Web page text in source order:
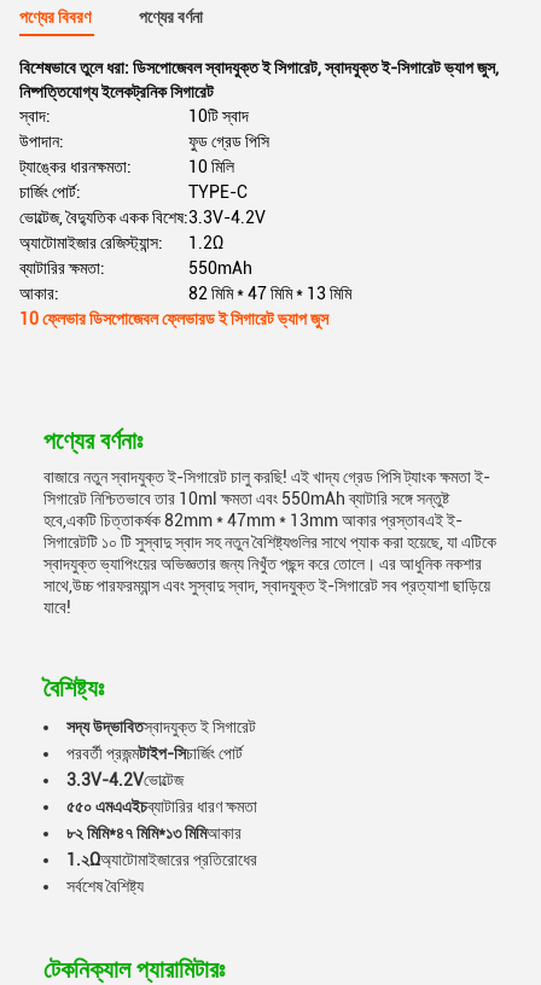
পণ্যের বিবরণ পণ্যের বর্ণনা
বিশেষভাবে তুলে ধরা: ডিসপোজেবল স্বাদযুক্ত ই সিগারেট,স্বাদযুক্ত ই-সিগারেট ভ্যাপ জুস,
নিষ্পত্তিযোগ্য ইলেকট্রনিক সিগারেট
স্বাদ:
10টি স্বাদ
উপাদান:
ফুড গ্রেড পিসি
ট্যাঙ্কের ধারনক্ষমতা:
10 মিলি
চার্জিং পোর্ট:
TYPE-C
ভোল্টেজ, বৈদ্যুতিক একক বিশেষ:3.3V-4.2V
অ্যাটোমাইজার রেজিস্ট্যান্স:
1.2Ω
ব্যাটারির ক্ষমতা:
550mAh
আকার:
82 মিমি * 47 মিমি * 13 মিমি
10 ফ্লেভার ডিসপোজেবল ফ্লেভারড ই সিগারেট ভ্যাপ জুস
পণ্যের বর্ণনাঃ
বাজারে নতুন স্বাদযুক্ত ই-সিগারেট চালু করছি! এই খাদ্য গ্রেড পিসি ট্যাংক ক্ষমতা ই-
সিগারেট নিশ্চিতভাবে তার 10ml ক্ষমতা এবং 550mAh ব্যাটারি সঙ্গে সন্তুষ্ট
হবে,একটি চিত্তাকর্ষক 82mm * 47mm * 13mm আকার প্রস্তাবএই ই-
সিগারেটটি ১০ টি সুস্বাদু স্বাদ সহ নতুন বৈশিষ্ট্যগুলির সাথে প্যাক করা হয়েছে, যা এটিকে
স্বাদযুক্ত ভ্যাপিংয়ের অভিজ্ঞতার জন্য নিখুঁত পছন্দ করে তোলে। এর আধুনিক নকশার
সাথে,উচ্চ পারফরম্যান্স এবং সুস্বাদু স্বাদ, স্বাদযুক্ত ই-সিগারেট সব প্রত্যাশা ছাড়িয়ে
যাবে!
বৈশিষ্ট্যঃ
সদ্য উদ্ভাবিতস্বাদযুক্ত ই সিগারেট
পরবর্তী প্রজন্মটাইপ-সিচার্জিং পোর্ট
3.3V-4.2Vভোল্টেজ
৫৫০ এমএএইচব্যাটারির ধারণ ক্ষমতা
৮২ মিমি*৪৭ মিমি*১৩ মিমিআকার
1.২Ωঅ্যাটোমাইজারের প্রতিরোধের
সর্বশেষ বৈশিষ্ট্য
টেকনিক্যাল প্যারামিটারঃ